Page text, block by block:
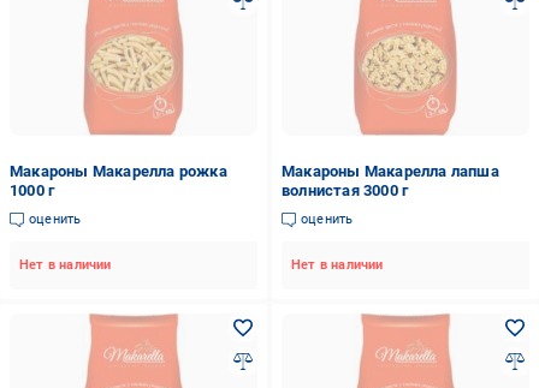
Макароны Макарелла рожка
1000 г
оценить
Нет в наличии
Макароны Макарелла лапша
волнистая 3000 г
оценить
Нет в наличии